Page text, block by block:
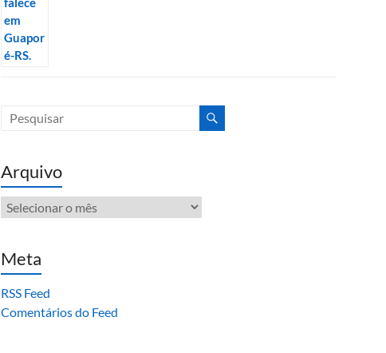
Arquivo
Arquivo
Meta
RSS Feed
Comentários do Feed